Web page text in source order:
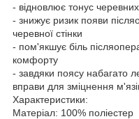
- відновлює тонус черевних
- знижує ризик появи
черевної стінки
- пом'якшує біль
комфорту
- завдяки поясу набагато
вправи для зміцнення
Характеристики:
Матеріал: 100% поліестер